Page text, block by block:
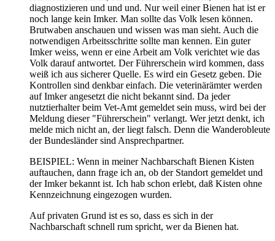
diagnostizieren und und und. Nur weil einer Bienen hat ist er
noch lange kein Imker. Man sollte das Volk lesen können.
Brutwaben anschauen und wissen was man sieht. Auch die
notwendigen Arbeitsschritte sollte man kennen. Ein guter
Imker weiss, wenn er eine Arbeit am Volk verichtet wie das
Volk darauf antwortet. Der Führerschein wird kommen, dass
weiß ich aus sicherer Quelle. Es wird ein Gesetz geben. Die
Kontrollen sind denkbar einfach. Die veterinärämter werden
auf Imker angesetzt die nicht bekannt sind. Da jeder
nutztierhalter beim Vet-Amt gemeldet sein muss, wird bei der
Meldung dieser "Führerschein" verlangt. Wer jetzt denkt, ich
melde mich nicht an, der liegt falsch. Denn die Wanderobleute
der Bundesländer sind Ansprechpartner.
BEISPIEL: Wenn in meiner Nachbarschaft Bienen Kisten
auftauchen, dann frage ich an, ob der Standort gemeldet und
der Imker bekannt ist. Ich hab schon erlebt, daß Kisten ohne
Kennzeichnung eingezogen wurden.
Auf privaten Grund ist es so, dass es sich in der
Nachbarschaft schnell rum spricht, wer da Bienen hat.